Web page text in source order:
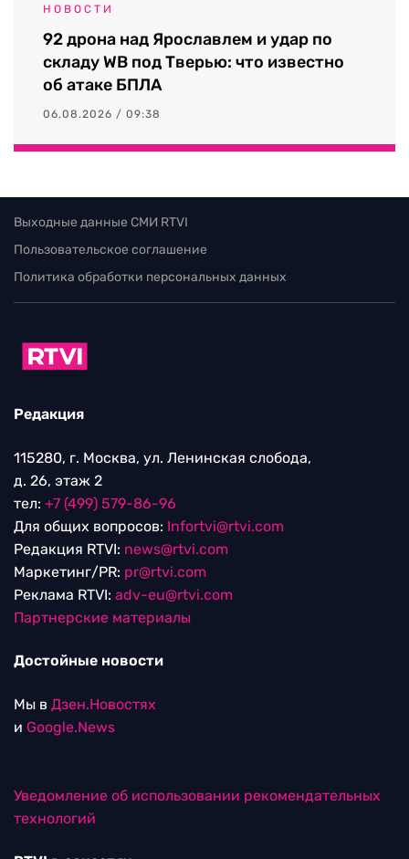
НОВОСТИ
92 дрона над Ярославлем и удар по
складу WB под Тверью: что известно
об атаке БПЛА
06.08.2026 / 09:38
Выходные данные СМИ RTVI
Пользовательское соглашение
Политика обработки персональных данных
Редакция
115280, г. Москва, ул. Ленинская слобода,
д. 26, этаж 2
тел: +7 (499) 579-86-96
Для общих вопросов: Infortvi@rtvi.com
Редакция RTVI: news@rtvi.com
Маркетинг/PR: pr@rtvi.com
Реклама RTVI: adv-eu@rtvi.com
Партнерские материалы
Достойные новости
Мы в Дзен.Новостях
и Google.News
Уведомление об использовании рекомендательных
технологий